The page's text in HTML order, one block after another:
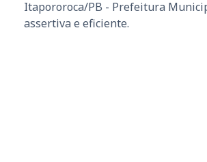
Itapororoca/PB - Prefeitura
assertiva e eficiente.